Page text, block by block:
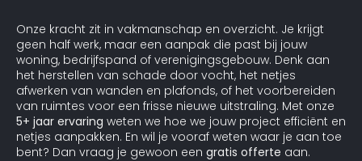
Onze kracht zit in vakmanschap en overzicht. Je krijgt
geen half werk, maar een aanpak die past bij jouw
woning, bedrijfspand of verenigingsgebouw. Denk aan
het herstellen van schade door vocht, het netjes
afwerken van wanden en plafonds, of het voorbereiden
van ruimtes voor een frisse nieuwe uitstraling. Met onze
5+ jaar ervaring weten we hoe we jouw project efficiënt en
netjes aanpakken. En wil je vooraf weten waar je aan toe
bent? Dan vraag je gewoon een gratis offerte aan.